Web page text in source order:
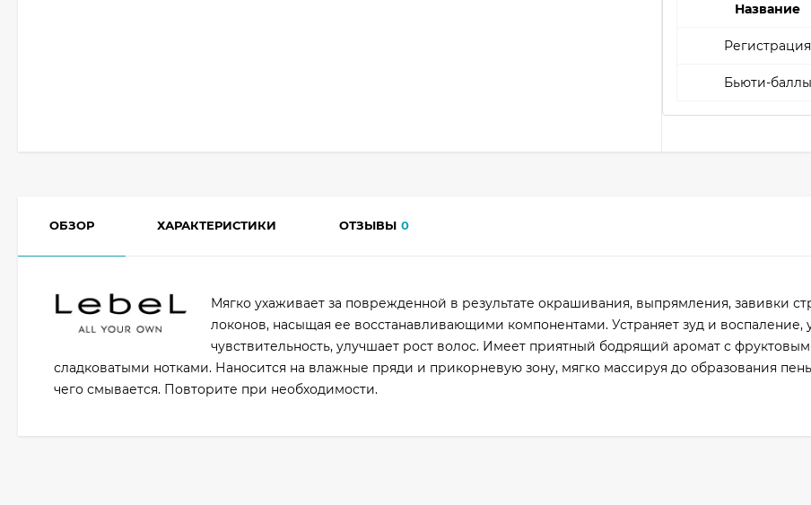
Название
Регистрация
Бьюти-баллы
ОБЗОР ХАРАКТЕРИСТИКИ ОТЗЫВЫ 0
Мягко ухаживает за поврежденной в результате окрашивания, выпрямления, завивки
локонов, насыщая ее восстанавливающими компонентами. Устраняет зуд и воспаление,
чувствительность, улучшает рост волос. Имеет приятный бодрящий аромат с
сладковатыми нотками. Наносится на влажные пряди и прикорневую зону, мягко массируя до образования
чего смывается. Повторите при необходимости.